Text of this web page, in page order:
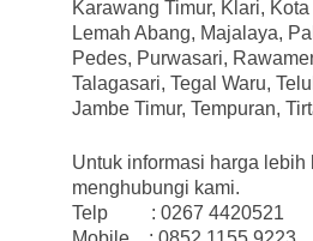
Karawang Timur, Klari,
Lemah Abang, Majalaya,
Pedes, Purwasari,
Talagasari, Tegal Waru,
Jambe Timur, Tempuran,
Untuk informasi harga lebih
menghubungi kami.
Telp : 0267 4420521